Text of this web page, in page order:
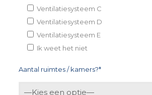
Ventilatiesysteem C
Ventilatiesysteem D
Ventilatiesysteem E
Ik weet het niet
Aantal ruimtes / kamers?*